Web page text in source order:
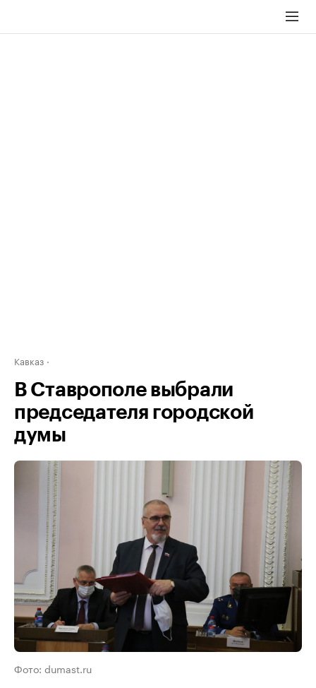
Кавказ
В Ставрополе выбрали
председателя городской
думы
Фото: dumast.ru